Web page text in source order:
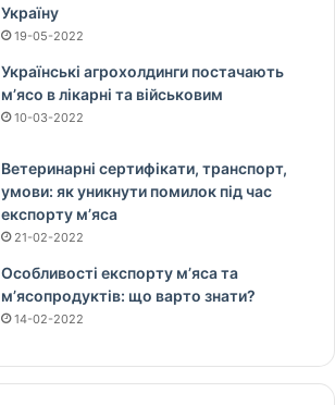
Україну
19-05-2022
Українські агрохолдинги постачають
м’ясо в лікарні та військовим
10-03-2022
Ветеринарні сертифікати, транспорт,
умови: як уникнути помилок під час
експорту м’яса
21-02-2022
Особливості експорту м’яса та
м’ясопродуктів: що варто знати?
14-02-2022